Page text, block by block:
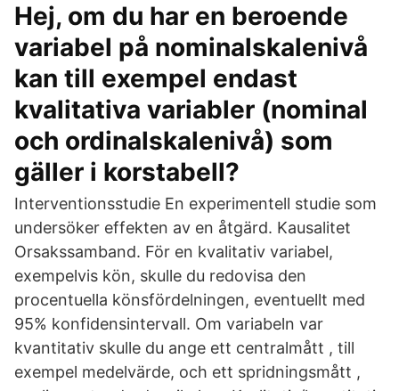
Hej, om du har en beroende
variabel på nominalskalenivå
kan till exempel endast
kvalitativa variabler (nominal
och ordinalskalenivå) som
gäller i korstabell?
Interventionsstudie En experimentell studie som
undersöker effekten av en åtgärd. Kausalitet
Orsakssamband. För en kvalitativ variabel,
exempelvis kön, skulle du redovisa den
procentuella könsfördelningen, eventuellt med
95% konfidensintervall. Om variabeln var
kvantitativ skulle du ange ett centralmått , till
exempel medelvärde, och ett spridningsmått ,